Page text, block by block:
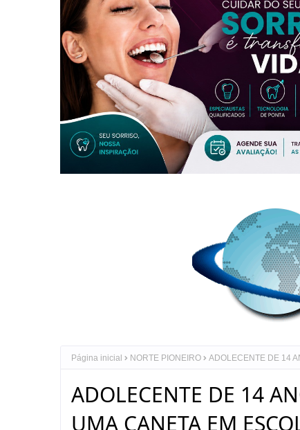
Página inicial NORTE PIONEIRO ADOLECENTE DE 14
ADOLECENTE DE 14
UMA CANETA EM